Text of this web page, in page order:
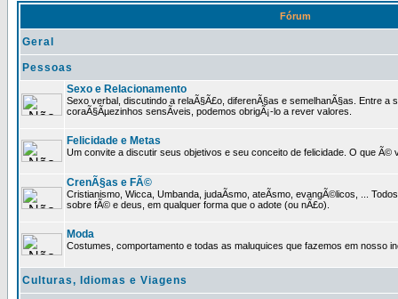
Fórum
Geral
Pessoas
Sexo e Relacionamento
Sexo verbal, discutindo a relaÃ§Ã£o, diferenÃ§as e semelhanÃ§as. Entre a
coraÃ§Ãµezinhos sensÃ­veis, podemos obrigÃ¡-lo a rever valores.
Felicidade e Metas
Um convite a discutir seus objetivos e seu conceito de felicidade. O que Ã©
CrenÃ§as e FÃ©
Cristianismo, Wicca, Umbanda, judaÃ­smo, ateÃ­smo, evangÃ©licos, ...
sobre fÃ© e deus, em qualquer forma que o adote (ou nÃ£o).
Moda
Costumes, comportamento e todas as maluquices que fazemos em nosso
Culturas, Idiomas e Viagens